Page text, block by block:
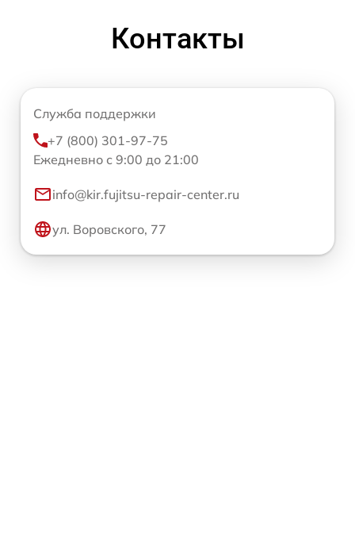
Контакты
Служба поддержки
+7 (800) 301-97-75
Ежедневно с 9:00 до 21:00
info@kir.fujitsu-repair-center.ru
ул. Воровского, 77